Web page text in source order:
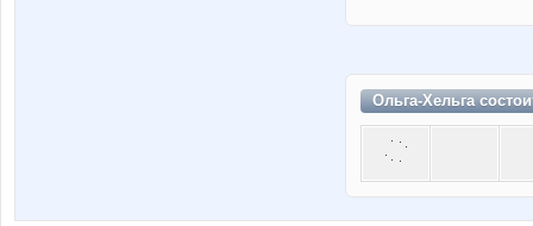
Ольга-Хельга